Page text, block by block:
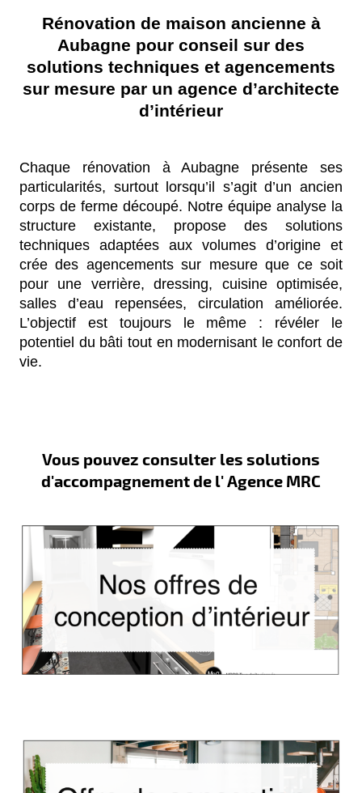
Rénovation de maison ancienne à
Aubagne pour conseil sur des
solutions techniques et agencements
sur mesure par un agence d’architecte
d’intérieur
Chaque rénovation à Aubagne présente ses
particularités, surtout lorsqu’il s’agit d’un ancien
corps de ferme découpé. Notre équipe analyse la
structure existante, propose des solutions
techniques adaptées aux volumes d’origine et
crée des agencements sur mesure que ce soit
pour une verrière, dressing, cuisine optimisée,
salles d’eau repensées, circulation améliorée.
L’objectif est toujours le même : révéler le
potentiel du bâti tout en modernisant le confort de
vie.
Vous pouvez consulter les solutions
d'accompagnement de l' Agence MRC